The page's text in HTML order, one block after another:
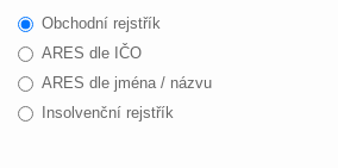
Obchodní rejstřík
ARES dle IČO
ARES dle jména / názvu
Insolvenční rejstřík